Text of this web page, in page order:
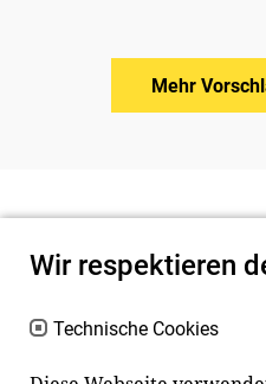
Mehr
Wir respektieren
Technische Cookies